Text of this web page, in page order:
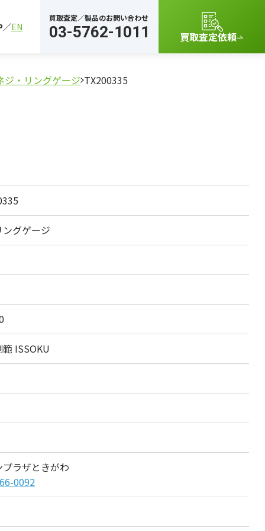
EN
買取査定／製品のお問い合わせ
03-5762-1011 買取査定依頼
ジ・リングゲージ TX200335
グゲージ
ISSOKU
ラザときがわ
0092